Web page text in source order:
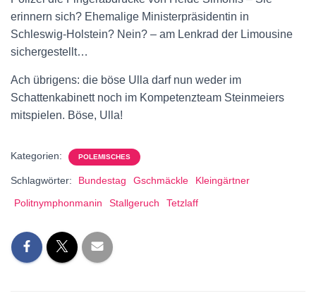
erinnern sich? Ehemalige Ministerpräsidentin in
Schleswig-Holstein? Nein? – am Lenkrad der Limousine
sichergestellt…
Ach übrigens: die böse Ulla darf nun weder im
Schattenkabinett noch im Kompetenzteam Steinmeiers
mitspielen. Böse, Ulla!
Kategorien: POLEMISCHES
Schlagwörter: Bundestag Gschmäckle
Kleingärtner
Politnymphonmanin
Stallgeruch Tetzlaff